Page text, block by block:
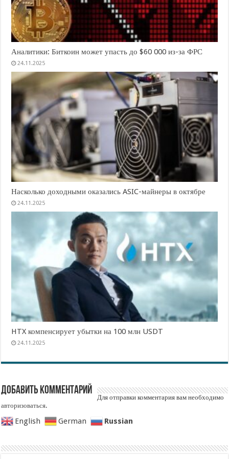
Аналитики: Биткоин может упасть до $60 000 из-за ФРС
24.11.2025
Насколько доходными оказались ASIC-майнеры в октябре
24.11.2025
HTX компенсирует убытки на 100 млн USDT
24.11.2025
Добавить комментарий
Для отправки комментария вам необходимо
авторизоваться.
English German Russian